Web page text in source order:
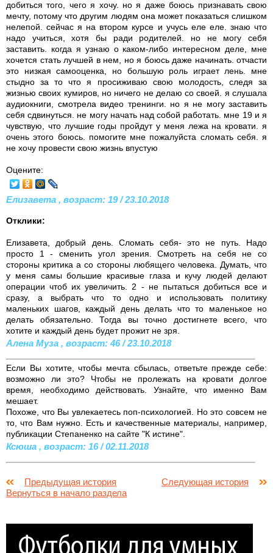
добиться того, чего я хочу. но я даже боюсь признавать свою
мечту, потому что другим людям она может показаться слишком
нелепой. сейчас я на втором курсе и учусь еле еле. знаю что
надо учиться, хотя бы ради родителей. но не могу себя
заставить. когда я узнаю о каком-либо интересном деле, мне
хочется стать лучшей в нем, но я боюсь даже начинать. отчасти
это низкая самооценка, но большую роль играет лень. мне
стыдно за то что я просиживаю свою молодость, следя за
жизнью своих кумиров, но ничего не делаю со своей. я слушала
аудиокниги, смотрела видео тренинги. но я не могу заставить
себя сдвинуться. не могу начать над собой работать. мне 19 и я
чувствую, что лучшие годы пройдут у меня лежа на кровати. я
очень этого боюсь. помогите мне пожалуйста сломать себя. я
не хочу провести свою жизнь впустую
Оцените:
Елизавета , возраст: 19 / 23.10.2018
Отклики:
Елизавета, добрый день. Сломать себя- это не путь. Надо
просто 1 - сменить угол зрения. Смотреть на себя не со
стороны критика а со стороны любящего человека. Думать, что
у меня самы большие красивые глаза и кучу людей делают
операции чтоб их увеличить. 2 - не пытаться добиться все и
сразу, а выбрать что то одно и использовать политику
маленьких шагов, каждый день делать что то маленькое но
делать обязательно. Тогда вы точно достигнете всего, что
хотите и каждый день будет прожит не зря.
Алена Муза , возраст: 46 / 23.10.2018
Если Вы хотите, чтобы мечта сбылась, ответьте прежде себе:
возможно ли это? Чтобы не пролежать на кровати долгое
время, необходимо действовать. Узнайте, что именно Вам
мешает.
Похоже, что Вы увлекаетесь поп-психологией. Но это совсем не
то, что Вам нужно. Есть и качественные материалы, например,
публикации Степаненко на сайте "К истине".
Ксюша , возраст: 16 / 02.11.2018
Предыдущая история
Следующая история
Вернуться в начало раздела